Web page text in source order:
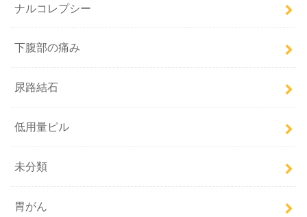
ナルコレプシー
下腹部の痛み
尿路結石
低用量ピル
未分類
胃がん